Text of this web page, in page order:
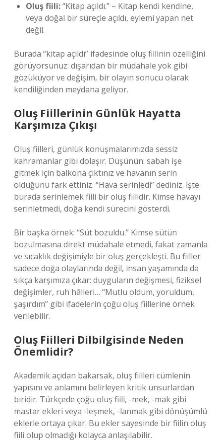
Oluş fiili:“Kitap açıldı.” – Kitap kendi kendine,
veya doğal bir süreçle açıldı, eylemi yapan net
değil.
Burada “kitap açıldı” ifadesinde oluş fiilinin özelliğini
görüyorsunuz: dışarıdan bir müdahale yok gibi
gözüküyor ve değişim, bir olayın sonucu olarak
kendiliğinden meydana geliyor.
Oluş Fiillerinin Günlük Hayatta
Karşımıza Çıkışı
Oluş fiilleri, günlük konuşmalarımızda sessiz
kahramanlar gibi dolaşır. Düşünün: sabah işe
gitmek için balkona çıktınız ve havanın serin
olduğunu fark ettiniz. “Hava serinledi” dediniz. İşte
burada serinlemek fiili bir oluş fiilidir. Kimse havayı
serinletmedi, doğa kendi sürecini gösterdi.
Bir başka örnek: “Süt bozuldu.” Kimse sütün
bozulmasına direkt müdahale etmedi, fakat zamanla
ve sıcaklık değişimiyle bir oluş gerçekleşti. Bu fiiller
sadece doğa olaylarında değil, insan yaşamında da
sıkça karşımıza çıkar: duyguların değişmesi, fiziksel
değişimler, ruh hâlleri… “Mutlu oldum, yoruldum,
şaşırdım” gibi ifadelerin çoğu oluş fiillerine örnek
verilebilir.
Oluş Fiilleri Dilbilgisinde Neden
Önemlidir?
Akademik açıdan bakarsak, oluş fiilleri cümlenin
yapısını ve anlamını belirleyen kritik unsurlardan
biridir. Türkçede çoğu oluş fiili, -mek, -mak gibi
mastar ekleri veya -leşmek, -lanmak gibi dönüşümlü
eklerle ortaya çıkar. Bu ekler sayesinde bir fiilin oluş
fiili olup olmadığı kolayca anlaşılabilir.